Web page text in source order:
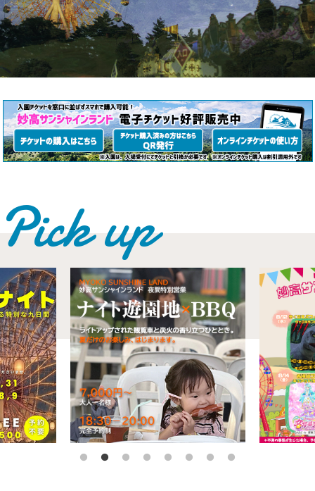
Pick up妙高サンシャインホテル
宿泊予約
妙高サンシャインゴルフ倶楽部
会員専用ページ
0255-74-2421